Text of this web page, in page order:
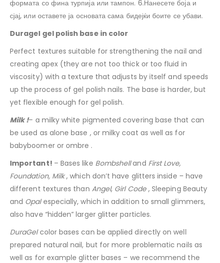
формата со фина турпија или тампон. 6.Нанесете боја и
сјај, или оставете ја основата сама бидејќи боите се убави.
Duragel gel polish base in color
Perfect textures suitable for strengthening the nail and
creating apex (they are not too thick or too fluid in
viscosity) with a texture that adjusts by itself and speeds
up the process of gel polish nails. The base is harder, but
yet flexible enough for gel polish.
Milk !– a milky white pigmented covering base that can
be used as alone base , or milky coat as well as for
babyboomer or ombre .
Important! – Bases like Bombshelland First Love,
Foundation, Milk, which don’t have glitters inside – have
different textures than Angel, Girl Code, Sleeping Beauty
and Opalespecially, which in addition to small glimmers,
also have “hidden” larger glitter particles.
DuraGelcolor bases can be applied directly on well
prepared natural nail, but for more problematic nails as
well as for example glitter bases – we recommend the